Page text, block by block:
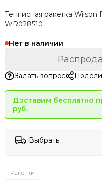
Теннисная ракетка Wilson
WR028510
Нет в наличии
Задать вопрос
Доставим бесплатно
руб.
Выбрать
Ракетки